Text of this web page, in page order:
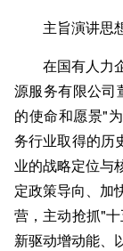
主旨演讲思
在国有人力
源服务有限公司
的使命和愿景"
务行业取得的历
业的战略定位与
定政策导向、加
营，主动抢抓"
新驱动增动能、